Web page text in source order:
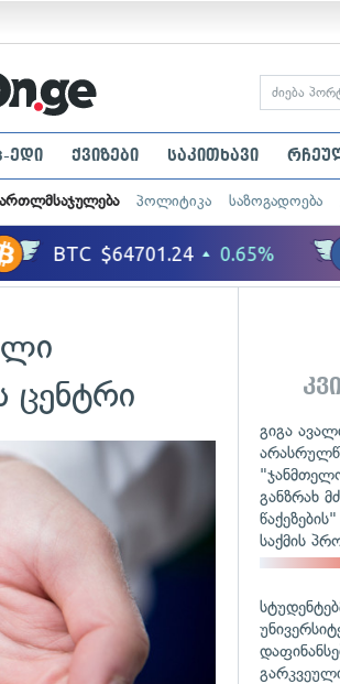
ედი ქვიზები საკითხავი
პოლიტიკა საზოგადოება
ცენტრი
გიგა
განზრახ
საქმის